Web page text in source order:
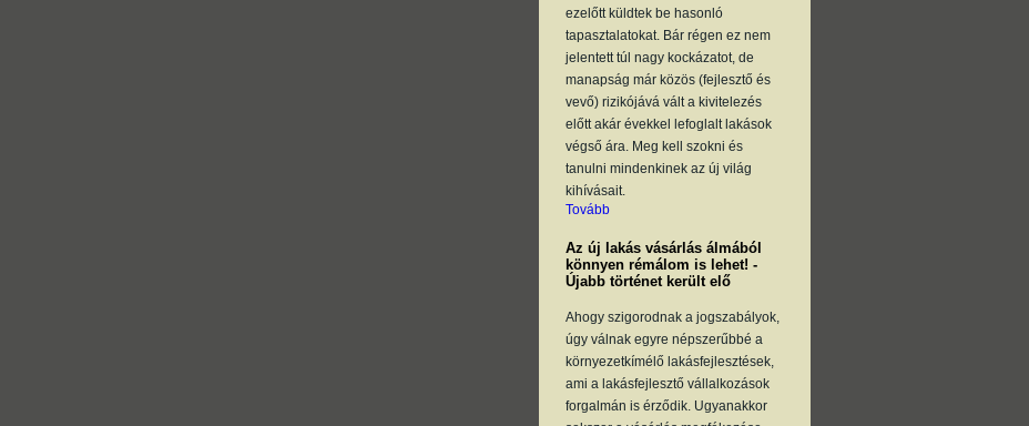
ezelőtt küldtek be hasonló
tapasztalatokat. Bár régen ez nem
jelentett túl nagy kockázatot, de
manapság már közös (fejlesztő és
vevő) rizikójává vált a kivitelezés
előtt akár évekkel lefoglalt lakások
végső ára. Meg kell szokni és
tanulni mindenkinek az új világ
kihívásait.
Tovább
Az új lakás vásárlás álmából
könnyen rémálom is lehet! -
Újabb történet került elő
Ahogy szigorodnak a jogszabályok,
úgy válnak egyre népszerűbbé a
környezetkímélő lakásfejlesztések,
ami a lakásfejlesztő vállalkozások
forgalmán is érződik. Ugyanakkor